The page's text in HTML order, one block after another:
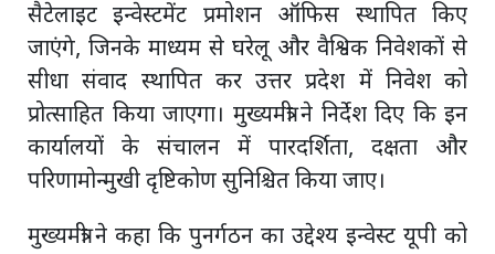
सैटेलाइट इन्वेस्टमेंट प्रमोशन ऑफिस स्थापित किए
जाएंगे, जिनके माध्यम से घरेलू और वैश्विक निवेशकों से
सीधा संवाद स्थापित कर उत्तर प्रदेश में निवेश को
प्रोत्साहित किया जाएगा। मुख्यमंत्री ने निर्देश दिए कि इन
कार्यालयों के संचालन में पारदर्शिता, दक्षता और
परिणामोन्मुखी दृष्टिकोण सुनिश्चित किया जाए।
मुख्यमंत्री ने कहा कि पुनर्गठन का उद्देश्य इन्वेस्ट यूपी को